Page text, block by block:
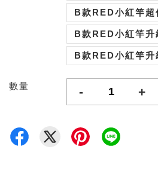
數量 - +